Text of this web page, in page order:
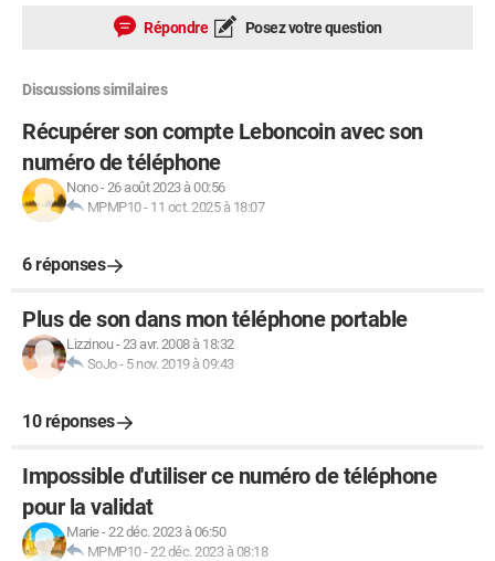
Répondre Posez votre question
Discussions similaires
Récupérer son compte Leboncoin avec son
numéro de téléphone
Nono-26 août 2023 à 00:56
MPMP10- 11 oct. 2025 à 18:07
6 réponses
Plus de son dans mon téléphone portable
Lizzinou-23 avr. 2008 à 18:32
SoJo- 5 nov. 2019 à 09:43
10 réponses
Impossible d'utiliser ce numéro de téléphone
pour la validat
Marie-22 déc. 2023 à 06:50
MPMP10-22 déc. 2023 à 08:18